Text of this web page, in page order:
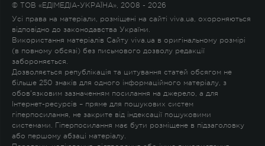
© ТОВ «ЕДІМЕДІА-УКРАЇНА», 2008 - 2026
Усі права на матеріали, розміщені на сайті viva.ua, охороняються
відповідно до законодавства України.
Використання матеріалів Сайту viva.ua в оригінальному розмірі
(в повному обсязі) без письмового дозволу редакції
забороняється.
Дозволяється републікація та цитування статей обсягом не
більше 250 знаків для одного інформаційного матеріалу, з
обов'язковим зазначенням посилання на джерело, а для
Інтернет-ресурсів – пряме для пошукових систем
гіперпосилання, не закрите від індексації пошуковими
системами. Гіперпосилання має бути розміщене в підзаголовку
або першому абзаці матеріалу.